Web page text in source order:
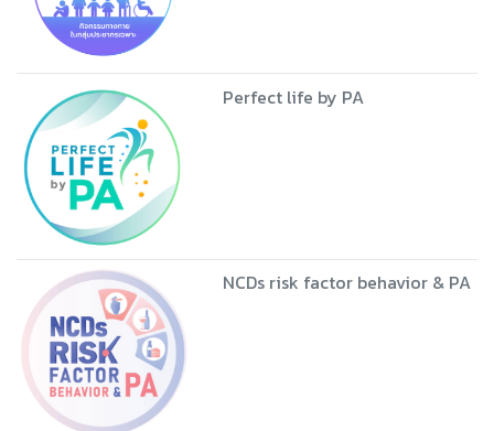
Perfect life by PA
NCDs risk factor behavior & PA